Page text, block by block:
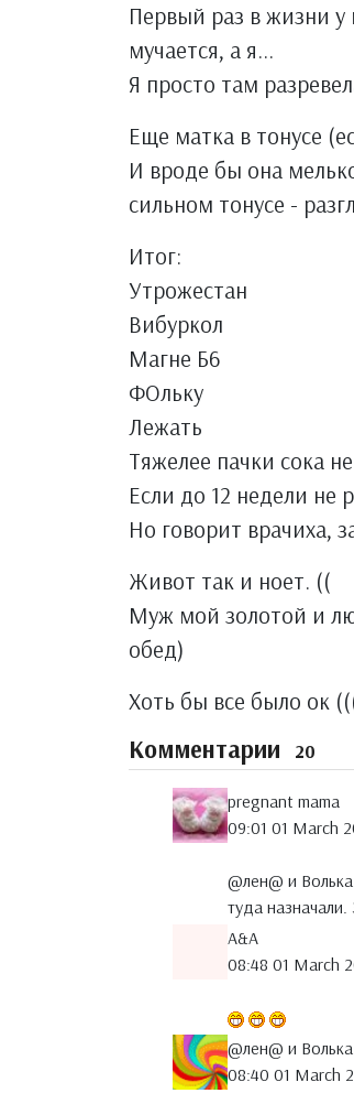
Первый раз в жизни
мучается, а я...
Я просто там
Еще матка в тонусе
И вроде бы она
сильном тонусе -
Итог:
Утрожестан
Вибуркол
Магне Б6
ФОльку
Лежать
Тяжелее пачки сока
Если до 12 недели не
Но говорит врачиха,
Живот так и ноет. ((
Муж мой золотой и
обед)
Хоть бы все было ок
Комментарии 20
pregnant mama
09:01 01 March
@лен@ и
туда назначали.
A&A
08:48 01 March
@лен@ и
08:40 01 March